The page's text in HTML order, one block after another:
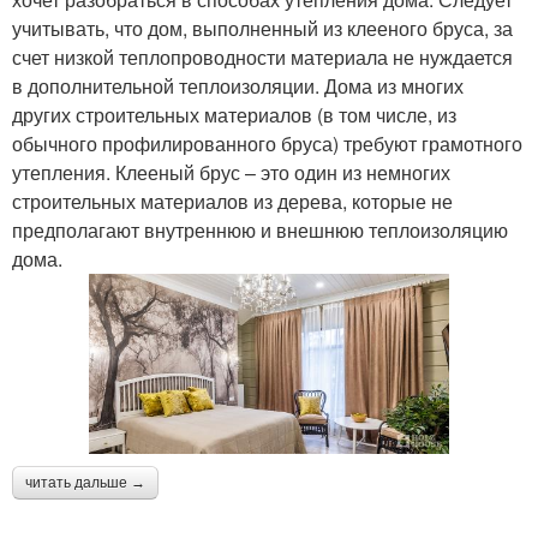
учитывать, что дом, выполненный из клееного бруса, за
счет низкой теплопроводности материала не нуждается
в дополнительной теплоизоляции. Дома из многих
других строительных материалов (в том числе, из
обычного профилированного бруса) требуют грамотного
утепления. Клееный брус – это один из немногих
строительных материалов из дерева, которые не
предполагают внутреннюю и внешнюю теплоизоляцию
дома.
читать дальше →